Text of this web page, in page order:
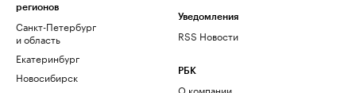
регионов
Санкт-Петербург
и область
Екатеринбург
Новосибирск
Уведомления
RSS Новости
РБК
О компании